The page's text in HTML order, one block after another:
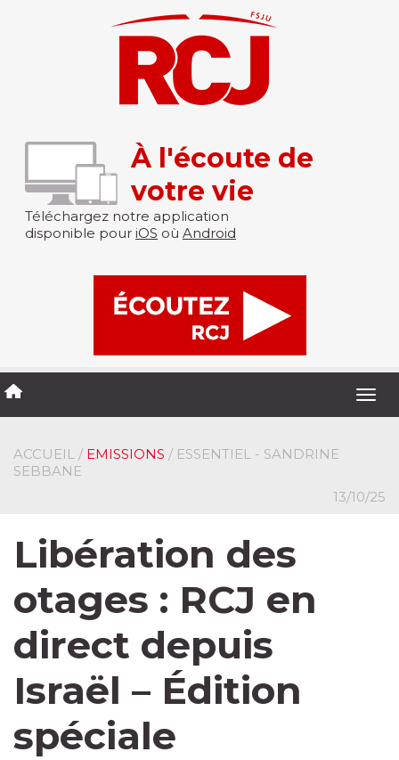
À l'écoute de
votre vie
Téléchargez notre application
disponible pour iOS où Android
ACCUEIL / EMISSIONS / ESSENTIEL - SANDRINE
SEBBANE
13/10/25
Libération des
otages : RCJ en
direct depuis
Israël – Édition
spéciale